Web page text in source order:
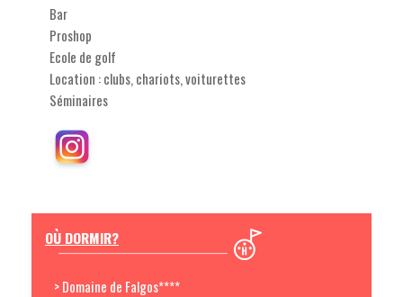
Bar
Proshop
Ecole de golf
Location : clubs, chariots, voiturettes
Séminaires
OÙ DORMIR?
> Domaine de Falgos****